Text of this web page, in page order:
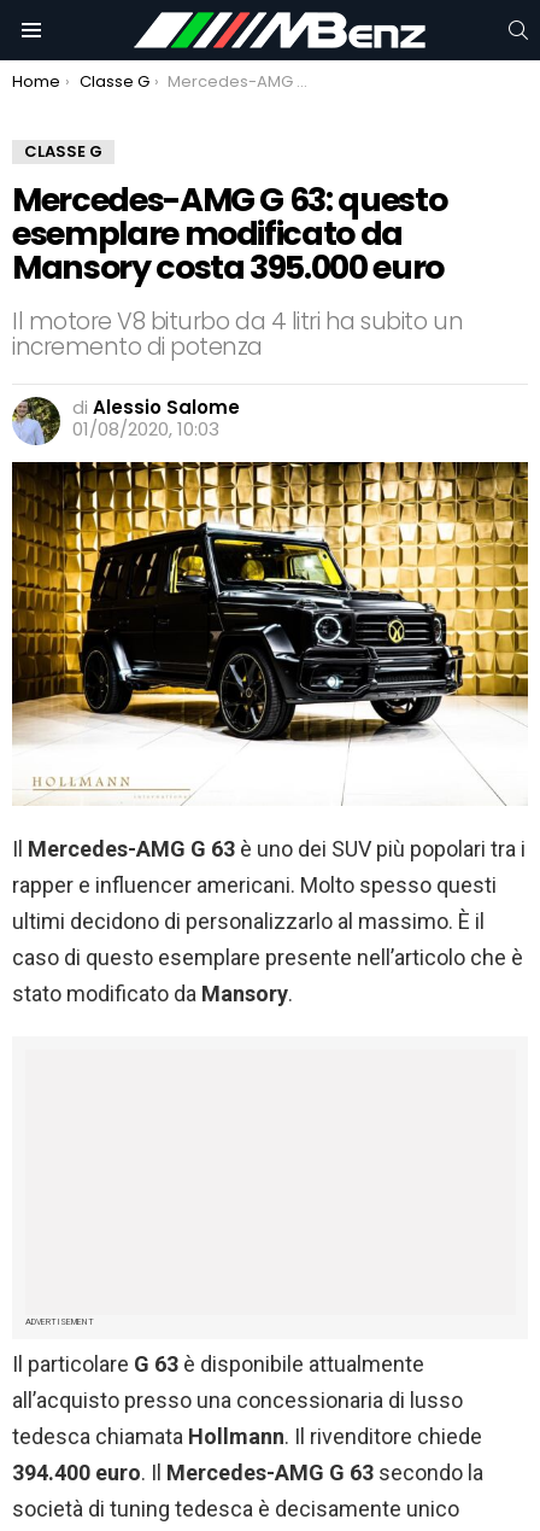
You are here:
Home Classe G Mercedes-AMG G 63: questo esemplare modificato da Mansory costa 395.000 euro
CLASSE G
Mercedes-AMG G 63: questo
esemplare modificato da
Mansory costa 395.000 euro
Il motore V8 biturbo da 4 litri ha subito un
incremento di potenza
di Alessio Salome
01/08/2020, 10:03
Il Mercedes-AMG G 63 è uno dei SUV più popolari tra i
rapper e influencer americani. Molto spesso questi
ultimi decidono di personalizzarlo al massimo. È il
caso di questo esemplare presente nell’articolo che è
stato modificato da Mansory.
ADVERTISEMENT
Il particolare G 63 è disponibile attualmente
all’acquisto presso una concessionaria di lusso
tedesca chiamata Hollmann. Il rivenditore chiede
394.400 euro. Il Mercedes-AMG G 63 secondo la
società di tuning tedesca è decisamente unico